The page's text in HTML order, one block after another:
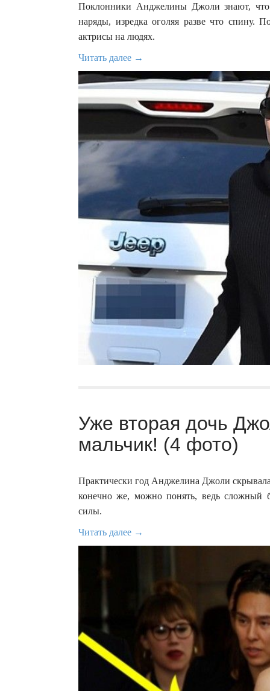
Поклонники Анджелины Джоли знают, что
наряды, изредка оголяя разве что спину.
актрисы на людях.
Читать далее →
Уже вторая дочь
мальчик! (4 фото)
Практически год Анджелина Джоли
конечно же, можно понять, ведь сложный
силы.
Читать далее →